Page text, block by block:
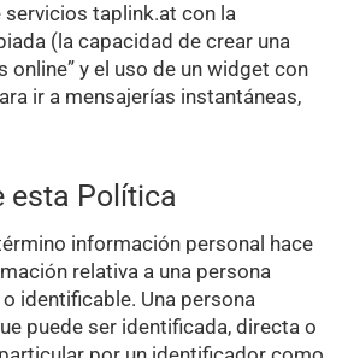
servicios taplink.at con la
(la capacidad de crear una
online” y el uso de un widget con
ir a mensajerías instantáneas,
esta Política
información personal hace
relativa a una persona
identificable. Una persona
puede ser identificada, directa o